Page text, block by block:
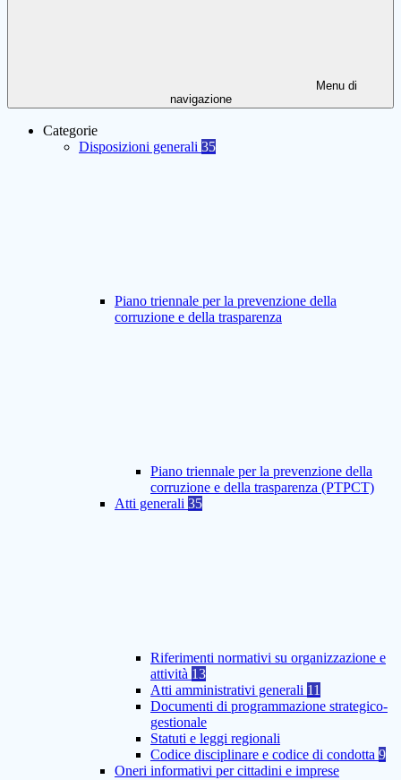
Menu di
navigazione
Categorie
Disposizioni generali 35
Piano triennale per la prevenzione della
corruzione e della trasparenza
Piano triennale per la prevenzione della
corruzione e della trasparenza (PTPCT)
Atti generali 35
Riferimenti normativi su organizzazione e
attività 13
Atti amministrativi generali 11
Documenti di programmazione strategico-
gestionale
Statuti e leggi regionali
Codice disciplinare e codice di condotta 9
Oneri informativi per cittadini e imprese